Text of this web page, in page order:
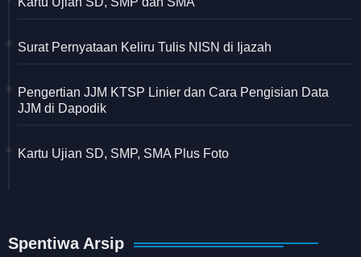
Surat Pernyataan Keliru Tulis NISN di Ijazah
Pengertian JJM KTSP Linier dan Cara Pengisian Data
JJM di Dapodik
Kartu Ujian SD, SMP, SMA Plus Foto
Spentiwa Arsip